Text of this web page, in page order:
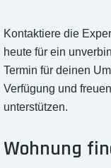
Kontaktiere die
heute für ein
Termin für deinen
Verfügung und
unterstützen.
Wohnung